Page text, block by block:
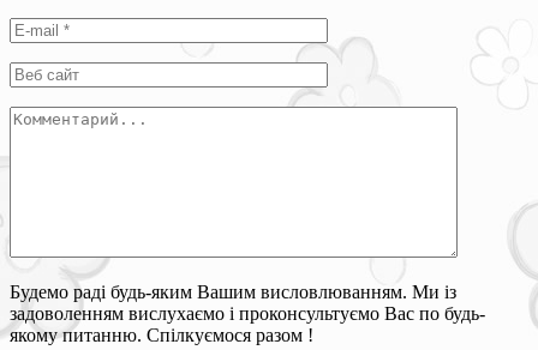
Будемо раді будь-яким Вашим висловлюванням. Ми із
задоволенням вислухаємо і проконсультуємо Вас по будь-
якому питанню. Спілкуємося разом !